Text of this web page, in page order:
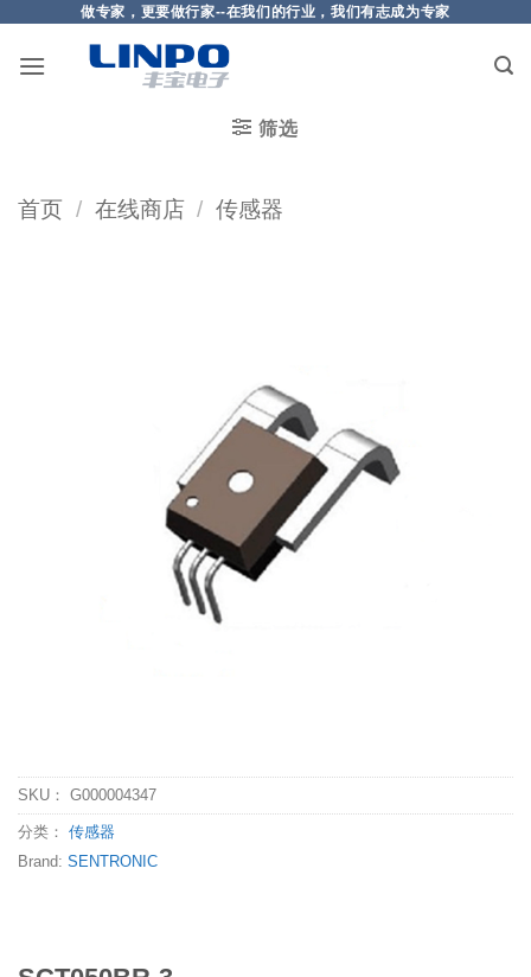
做专家，更要做行家--在我们的行业，我们有志成为专家
筛选
首页 / 在线商店 / 传感器
SKU： G000004347
分类： 传感器
Brand: SENTRONIC